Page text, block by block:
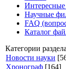
Научные
FAQ
Каталог
Категории раздела
Новости науки
Хронограф [164]